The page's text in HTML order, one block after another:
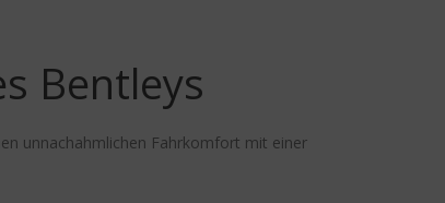
Bentleys
unnachahmlichen Fahrkomfort mit einer